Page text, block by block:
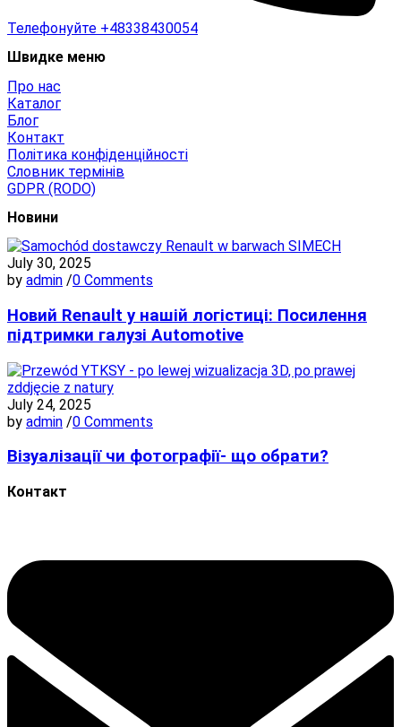
Телефонуйте +48338430054
Швидке меню
Про нас
Каталог
Блог
Контакт
Політика конфіденційності
Словник термінів
GDPR (RODO)
Новини
July 30, 2025
by admin /0 Comments
Новий Renault у нашій логістиці: Посилення
підтримки галузі Automotive
July 24, 2025
by admin /0 Comments
Візуалізації чи фотографії- що обрати?
Контакт